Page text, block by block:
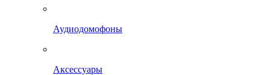
Аудиодомофоны
Аксессуары